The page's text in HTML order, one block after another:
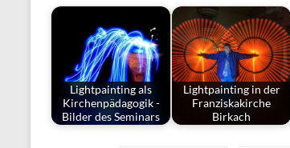
Lightpainting als
Kirchenpädagogik -
Bilder des Seminars
Lightpainting in der
Franziskakirche
Birkach